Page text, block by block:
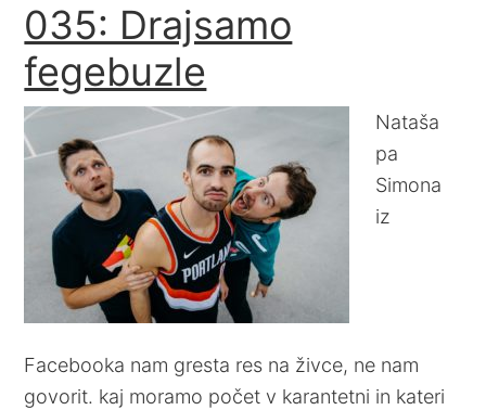
035: Drajsamo
fegebuzle
Nataša
pa
Simona
iz
Facebooka nam gresta res na živce, ne nam
govorit. kaj moramo počet v karantetni in kateri